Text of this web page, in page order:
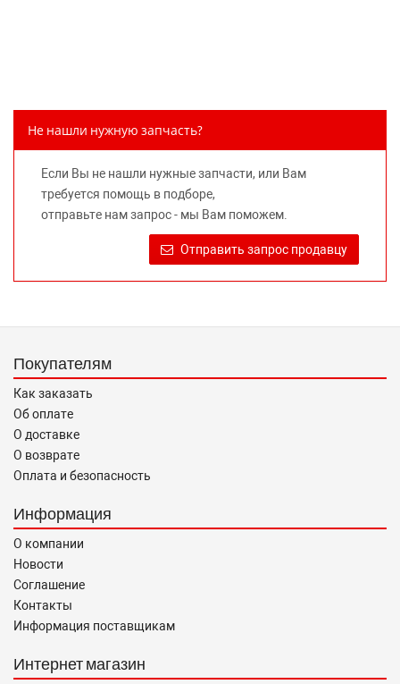
предлагаемых к продаже запасных частей для
правообладателей указанных товарных знаков.
Требование предоставлять покупателю необходимую и
достоверную информацию о товаре, предлагаемом к
продаже, обеспечивающую возможность их правильного
выбора возложено на продавца (изготовителя) Законом
«О защите прав потребителей».
Не нашли нужную запчасть?
Если Вы не нашли нужные запчасти, или Вам
требуется помощь в подборе,
отправьте нам запрос - мы Вам поможем.
Отправить запрос продавцу
Покупателям
Как заказать
Об оплате
О доставке
О возврате
Оплата и безопасность
Информация
О компании
Новости
Соглашение
Контакты
Информация поставщикам
Интернет магазин